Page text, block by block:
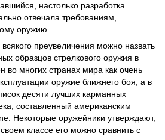
настолько разработка
отвечала требованиям,
оружию.
преувеличения можно назвать
образцов стрелкового оружия в
во многих странах мира как очень
оружие ближнего боя, а в
десяти лучших карманных
составленный американским
Некоторые оружейники утверждают,
классе его можно сравнить с